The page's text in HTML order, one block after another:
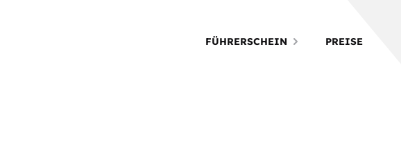
FÜHRERSCHEIN PREISE